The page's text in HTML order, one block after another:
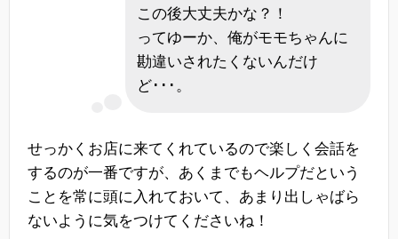
この後大丈夫かな？！
ってゆーか、俺がモモちゃんに
勘違いされたくないんだけ
ど･･･。
せっかくお店に来てくれているので楽しく会話を
するのが一番ですが、あくまでもヘルプだという
ことを常に頭に入れておいて、あまり出しゃばら
ないように気をつけてくださいね！